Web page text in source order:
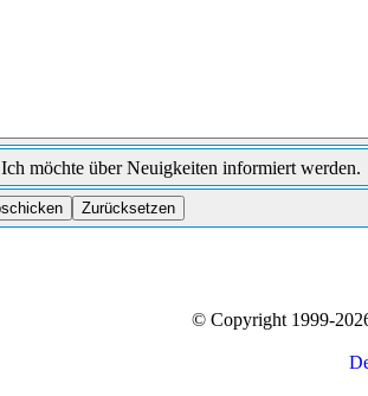
Ich möchte über Neuigkeiten informiert werden.
© Copyright 1999-